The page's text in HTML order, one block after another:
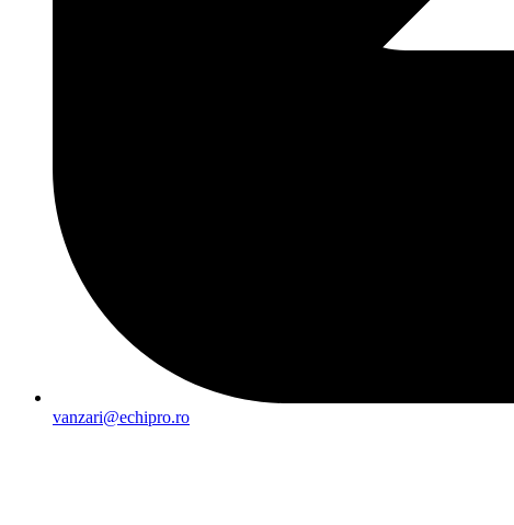
vanzari@echipro.ro